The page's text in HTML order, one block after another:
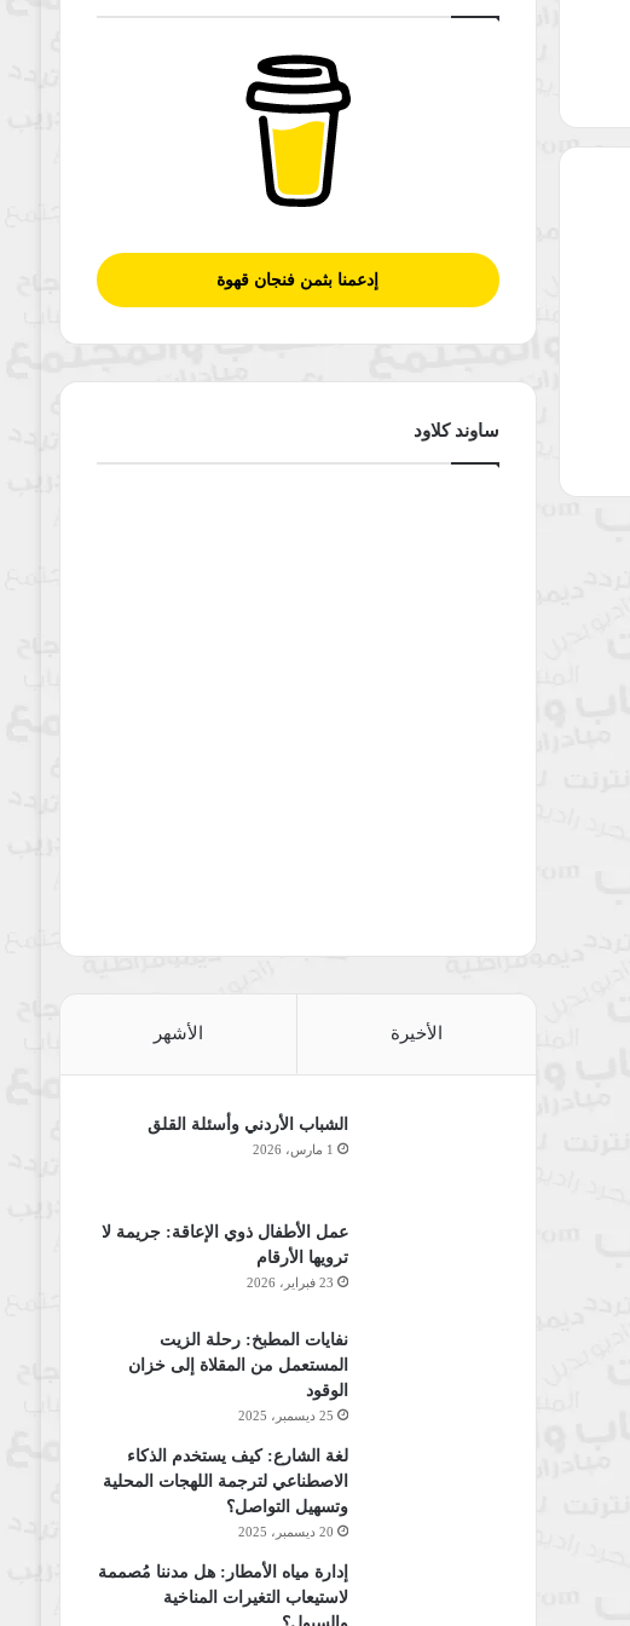
إدعمنا بثمن فنجان قهوة
ساوند كلاود
الأخيرة الأشهر
الشباب الأردني وأسئلة القلق
1 مارس، 2026
عمل الأطفال ذوي الإعاقة: جريمة لا
ترويها الأرقام
23 فبراير، 2026
نفايات المطبخ: رحلة الزيت
المستعمل من المقلاة إلى خزان
الوقود
25 ديسمبر، 2025
لغة الشارع: كيف يستخدم الذكاء
الاصطناعي لترجمة اللهجات المحلية
وتسهيل التواصل؟
20 ديسمبر، 2025
إدارة مياه الأمطار: هل مدننا مُصممة
لاستيعاب التغيرات المناخية